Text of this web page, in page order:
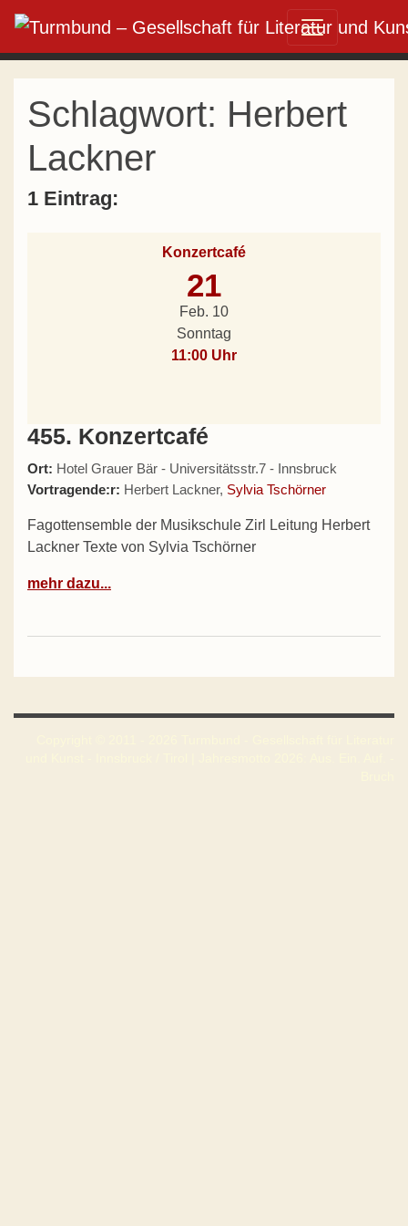
Hauptnavigation
Schlagwort: Herbert
Lackner
1 Eintrag:
Konzertcafé
21
Feb. 10
Sonntag
11:00 Uhr
455. Konzertcafé
Ort: Hotel Grauer Bär - Universitätsstr.7 - Innsbruck
Vortragende:r: Herbert Lackner, Sylvia Tschörner
Fagottensemble der Musikschule Zirl Leitung Herbert
Lackner Texte von Sylvia Tschörner
mehr dazu...